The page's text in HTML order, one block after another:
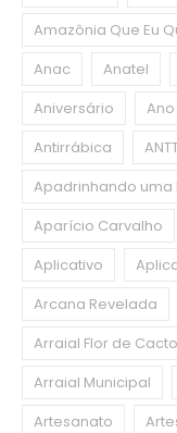
Amazônia Que Eu
Anac
Anatel
Aniversário
Antirrábica
Apadrinhando uma
Aparício Carvalho
Aplicativo
Arcana Revelada
Arraial Flor de Cacto
Arraial Municipal
Artesanato